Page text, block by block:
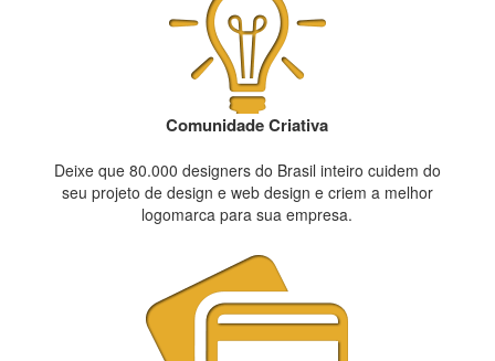
Comunidade Criativa
Deixe que 80.000 designers do Brasil inteiro cuidem do
seu projeto de design e web design e criem a melhor
logomarca para sua empresa.